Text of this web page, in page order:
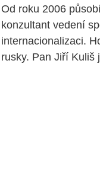
Od roku 2006
konzultant vedení
internacionalizaci.
rusky. Pan Jiří Kuliš